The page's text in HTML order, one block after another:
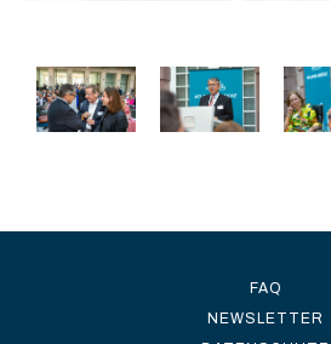
FAQ
NEWSLETTER